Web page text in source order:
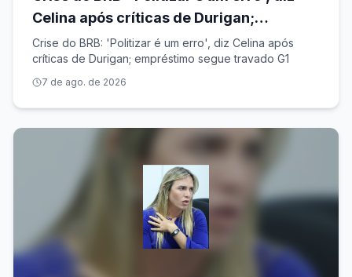
Celina após críticas de Durigan;
empréstimo segue travado
Crise do BRB: 'Politizar é um erro', diz Celina após
críticas de Durigan; empréstimo segue travado G1
7 de ago. de 2026